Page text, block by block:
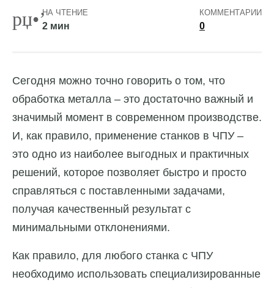
НА ЧТЕНИЕ
2 мин
КОММЕНТАРИИ
0
Сегодня можно точно говорить о том, что
обработка металла – это достаточно важный и
значимый момент в современном производстве.
И, как правило, применение станков в ЧПУ –
это одно из наиболее выгодных и практичных
решений, которое позволяет быстро и просто
справляться с поставленными задачами,
получая качественный результат с
минимальными отклонениями.
Как правило, для любого станка с ЧПУ
необходимо использовать специализированные